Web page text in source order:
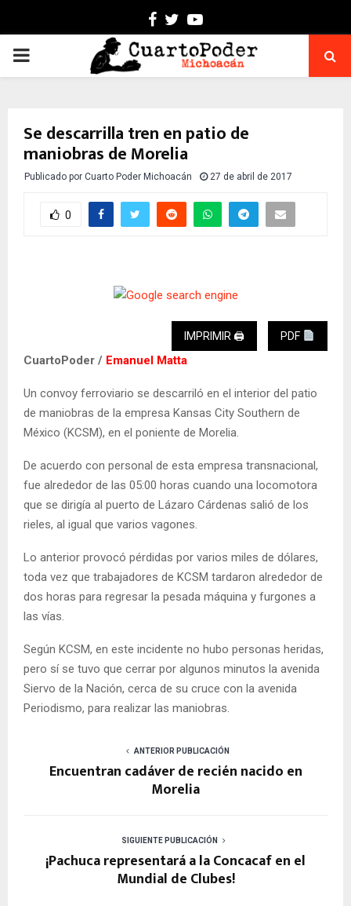
Facebook
TwitterYoutube
PRIMARY
Se descarrilla tren en patio de
maniobras de Morelia
Publicado por Cuarto Poder Michoacán 27 de abril de 2017
0
IMPRIMIR 🖨 PDF
CuartoPoder / Emanuel Matta
Un convoy ferroviario se descarriló en el interior del patio
de maniobras de la empresa Kansas City Southern de
México (KCSM), en el poniente de Morelia.
De acuerdo con personal de esta empresa transnacional,
fue alrededor de las 05:00 horas cuando una locomotora
que se dirigía al puerto de Lázaro Cárdenas salió de los
rieles, al igual que varios vagones.
Lo anterior provocó pérdidas por varios miles de dólares,
toda vez que trabajadores de KCSM tardaron alrededor de
dos horas para regresar la pesada máquina y furgones a
las vías.
Según KCSM, en este incidente no hubo personas heridas,
pero sí se tuvo que cerrar por algunos minutos la avenida
Siervo de la Nación, cerca de su cruce con la avenida
Periodismo, para realizar las maniobras.
ANTERIOR PUBLICACIÓN
Encuentran cadáver de recién nacido en
Morelia
SIGUIENTE PUBLICACIÓN
¡Pachuca representará a la Concacaf en el
Mundial de Clubes!